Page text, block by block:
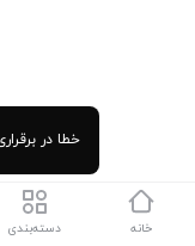
خانه دسته‌بندی
خطا در